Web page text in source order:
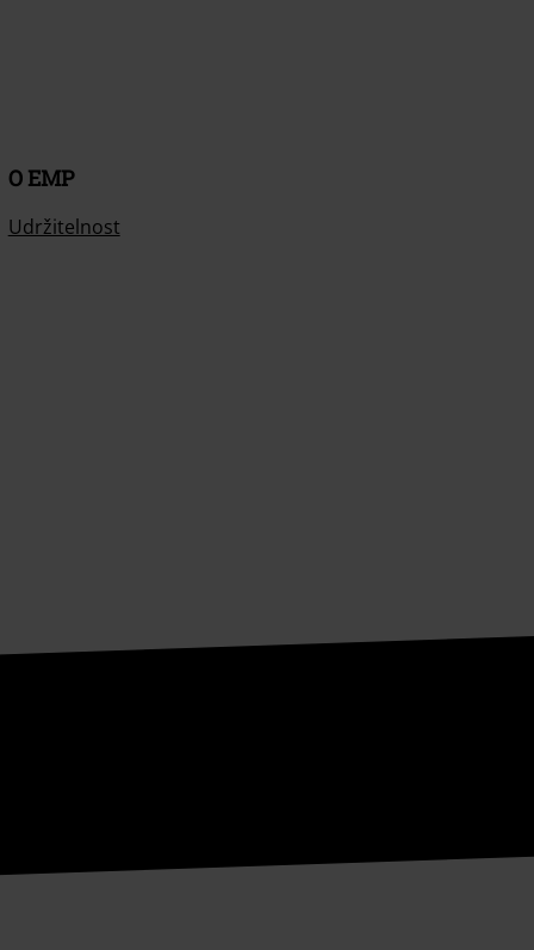
O EMP
Udržitelnost